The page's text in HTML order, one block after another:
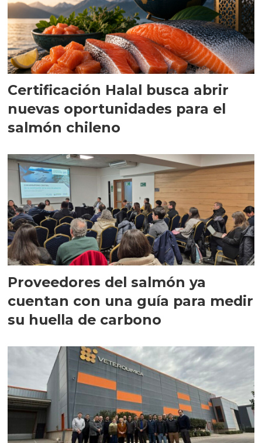
Certificación Halal busca abrir
nuevas oportunidades para el
salmón chileno
Proveedores del salmón ya
cuentan con una guía para medir
su huella de carbono